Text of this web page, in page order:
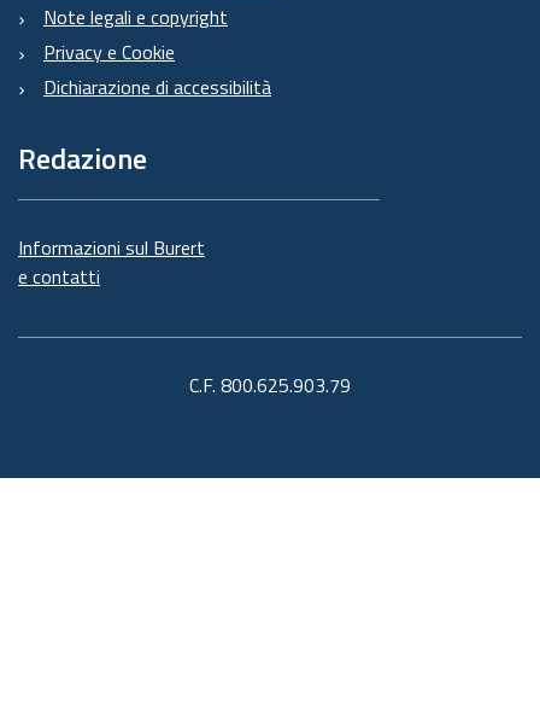
Note legali e copyright
Privacy e Cookie
Dichiarazione di accessibilità
Redazione
Informazioni sul Burert
e contatti
C.F. 800.625.903.79